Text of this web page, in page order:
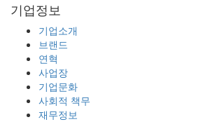
기업정보
기업소개
브랜드
연혁
사업장
기업문화
사회적 책무
재무정보